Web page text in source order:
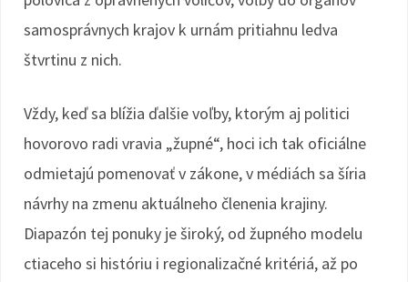
samosprávnych krajov k urnám pritiahnu ledva
štvrtinu z nich.
Vždy, keď sa blížia ďalšie voľby, ktorým aj politici
hovorovo radi vravia „župné“, hoci ich tak oficiálne
odmietajú pomenovať v zákone, v médiách sa šíria
návrhy na zmenu aktuálneho členenia krajiny.
Diapazón tej ponuky je široký, od župného modelu
ctiaceho si históriu i regionalizačné kritériá, až po